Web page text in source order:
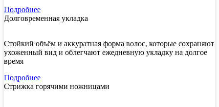
Подробнее
Долговременная укладка
Стойкий объём и аккуратная форма волос, которые сохраняют
ухоженный вид и облегчают ежедневную укладку на долгое
время
Подробнее
Стрижка горячими ножницами